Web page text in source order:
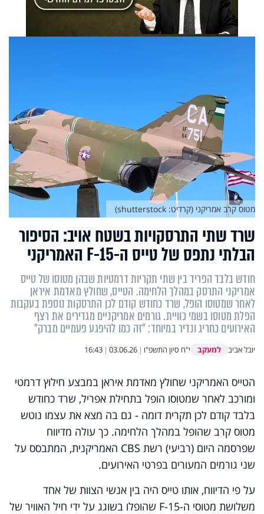
שרד שתי התרסקויות בשטח אויב: הסיפור
הבלתי נתפס של טייס ה-F-15 האמריקני
חודש בלבד הפריד בין שתי תקריות דרמטיות שבהן מטוסו של טייס
אמריקני התרסק במהלך הלחימה. הטייס, שחולץ מאדמת איראן
לאחר שמטוסו הופל, שרד כחודש קודם לכן התרסקות נוספת בעקבות
הפלת מטוסו בשמי כוויית. גורמים אמריקניים מגדירים את רצף
האירועים כחריג ונדיר במיוחד: "זה כמו להיפגע פעמיים מברק"
יובל אביב למעקב י"ח סיון התשפ"ו |
03.06.26
|
16:43
מטוס קרב אמריקני (קרדיט: shutterstock)
הטייס האמריקני שחולץ מאדמת איראן במבצע חילוץ דרמטי
ומורכב לאחר שמטוסו הופל בתחילת אפריל, שרד כחודש
בלבד קודם לכן תקרית דומה - גם בה מצא את עצמו נוטש
מטוס קרב שהופל במהלך הלחימה. כך עולה מדיווח
שפרסמה היום (רביעי) רשת CBS האמריקנית, המתבסס על
שני גורמים המעורים בפרטי האירועים.
על פי הדיווח, אותו טייס היה בין אנשי הצוות של אחד
משלושת מטוסי ה-F-15 שהופלו בשוגג על ידי חיל האוויר של